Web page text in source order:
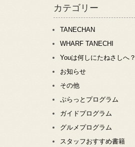
カテゴリー
TANECHAN
WHARF TANECHI
Youは何しにたねさしへ？
お知らせ
その他
ぷらっとプログラム
ガイドプログラム
グルメプログラム
スタッフおすすめ書籍